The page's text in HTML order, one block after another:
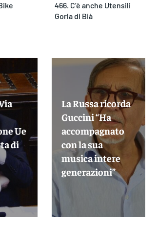
466. C’è anche Utensili
Gorla di Bià
Ue
di
La Russa ricorda
Guccini “Ha
accompagnato
con la sua
musica intere
generazioni”